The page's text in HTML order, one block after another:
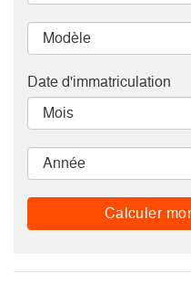
Date d'immatriculation
Calculer